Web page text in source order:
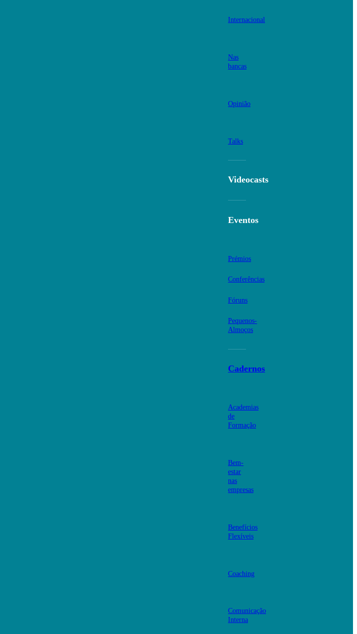
Internacional
Nas
bancas
Opinião
Talks
Videocasts
Eventos
Prémios
Conferências
Fóruns
Pequenos-
Almoços
Cadernos
Academias
de
Formação
Bem-
estar
nas
empresas
Benefícios
Flexíveis
Coaching
Comunicação
Interna